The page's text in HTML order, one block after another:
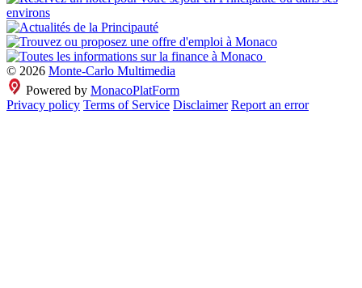
© 2026 Monte-Carlo Multimedia
Powered by MonacoPlatForm
Privacy policy Terms of Service Disclaimer Report an error